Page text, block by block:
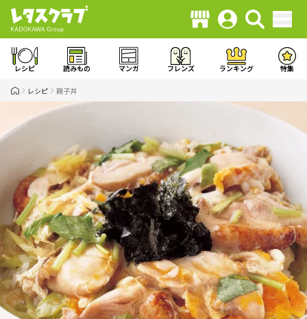
レシピ 読みもの マンガ フレンズ ランキング 特集
レシピ 親子丼